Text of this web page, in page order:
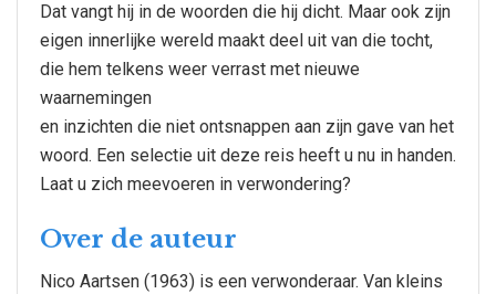
Dat vangt hij in de woorden die hij dicht. Maar ook zijn
eigen innerlijke wereld maakt deel uit van die tocht,
die hem telkens weer verrast met nieuwe
waarnemingen
en inzichten die niet ontsnappen aan zijn gave van het
woord. Een selectie uit deze reis heeft u nu in handen.
Laat u zich meevoeren in verwondering?
Over de auteur
Nico Aartsen (1963) is een verwonderaar. Van kleins